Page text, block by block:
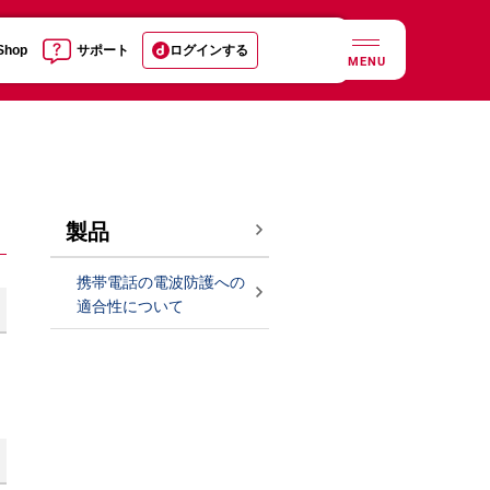
サポート ログインする
MENU
製品
携帯電話の電波防護への
適合性について